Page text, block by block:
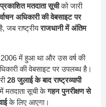
मतदाता सूचीको जारी
अधिकारी की वेबसाइट पर
जब राष्ट्रीयराजधानी में अंतिम
2006 में हुआ था और उस वर्ष की
की वेबसाइट पर उपलब्ध है।
28 जुलाई के बाद राष्ट्रव्यापी
मतदाता सूची केगहन पुनरीक्षण से
के लिए आएगा।